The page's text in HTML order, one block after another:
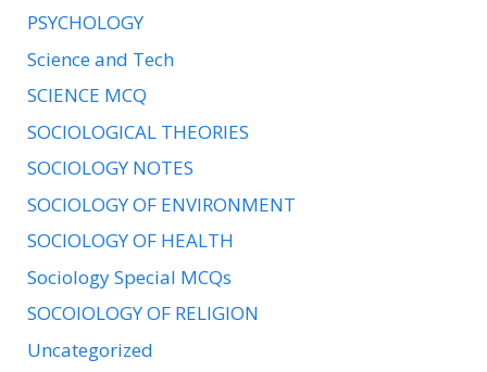
PSYCHOLOGY
Science and Tech
SCIENCE MCQ
SOCIOLOGICAL THEORIES
SOCIOLOGY NOTES
SOCIOLOGY OF ENVIRONMENT
SOCIOLOGY OF HEALTH
Sociology Special MCQs
SOCOIOLOGY OF RELIGION
Uncategorized